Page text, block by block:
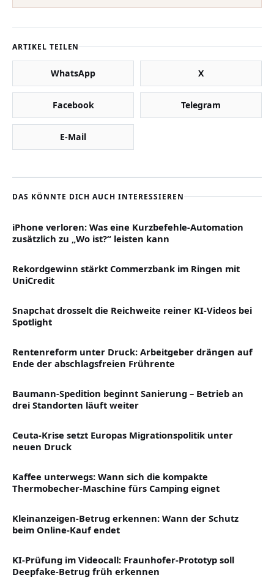
ARTIKEL TEILEN
WhatsApp X
Facebook Telegram
E-Mail
DAS KÖNNTE DICH AUCH INTERESSIEREN
iPhone verloren: Was eine Kurzbefehle-Automation
zusätzlich zu „Wo ist?“ leisten kann
Rekordgewinn stärkt Commerzbank im Ringen mit
UniCredit
Snapchat drosselt die Reichweite reiner KI-Videos bei
Spotlight
Rentenreform unter Druck: Arbeitgeber drängen auf
Ende der abschlagsfreien Frührente
Baumann-Spedition beginnt Sanierung – Betrieb an
drei Standorten läuft weiter
Ceuta-Krise setzt Europas Migrationspolitik unter
neuen Druck
Kaffee unterwegs: Wann sich die kompakte
Thermobecher-Maschine fürs Camping eignet
Kleinanzeigen-Betrug erkennen: Wann der Schutz
beim Online-Kauf endet
KI-Prüfung im Videocall: Fraunhofer-Prototyp soll
Deepfake-Betrug früh erkennen